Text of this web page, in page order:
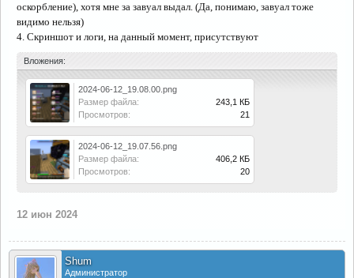
оскорбление), хотя мне за завуал выдал. (Да, понимаю, завуал тоже
видимо нельзя)
4. Скриншот и логи, на данный момент, присутствуют
Вложения:
2024-06-12_19.08.00.png
Размер файла:
243,1 КБ
Просмотров:
21
2024-06-12_19.07.56.png
Размер файла:
406,2 КБ
Просмотров:
20
12 июн 2024
Shum
Администратор